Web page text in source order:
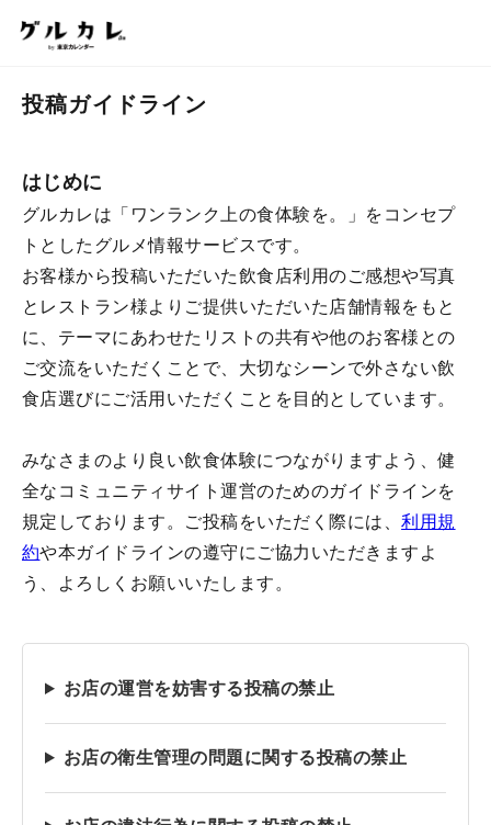
投稿ガイドライン
はじめに
グルカレは「ワンランク上の食体験を。」をコンセプ
トとしたグルメ情報サービスです。
お客様から投稿いただいた飲食店利用のご感想や写真
とレストラン様よりご提供いただいた店舗情報をもと
に、テーマにあわせたリストの共有や他のお客様との
ご交流をいただくことで、大切なシーンで外さない飲
食店選びにご活用いただくことを目的としています。
みなさまのより良い飲食体験につながりますよう、健
全なコミュニティサイト運営のためのガイドラインを
規定しております。ご投稿をいただく際には、利用規
約や本ガイドラインの遵守にご協力いただきますよ
う、よろしくお願いいたします。
お店の運営を妨害する投稿の禁止
お店の衛生管理の問題に関する投稿の禁止